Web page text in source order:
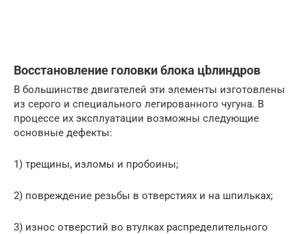
Восстановление головки блока цbлиндров
В большинстве двигателей эти элементы изготовлены
из серого и специального легированного чугуна. В
процессе их эксплуатации возможны следующие
основные дефекты:
1) трещины, изломы и пробоины;
2) повреждение резьбы в отверстиях и на шпильках;
3) износ отверстий во втулках распределительного